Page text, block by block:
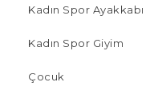
Kadın Spor Ayakkabı
Kadın Spor Giyim
Çocuk